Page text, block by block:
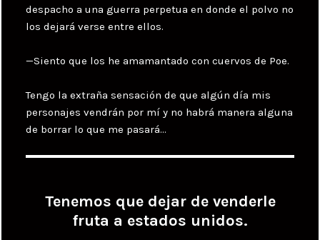
despacho a una guerra perpetua en donde el polvo no
los dejará verse entre ellos.
—Siento que los he amamantado con cuervos de Poe.
Tengo la extraña sensación de que algún día mis
personajes vendrán por mí y no habrá manera alguna
de borrar lo que me pasará…
Tenemos que dejar de venderle
fruta a estados unidos.